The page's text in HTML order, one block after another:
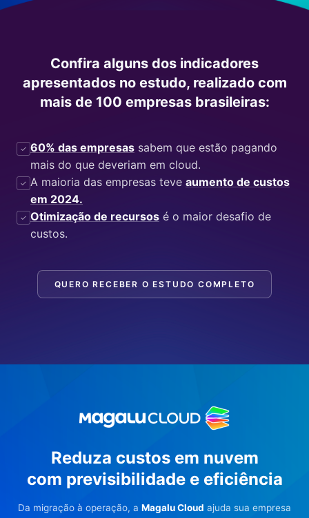
Confira alguns dos indicadores
apresentados no estudo, realizado com
mais de 100 empresas brasileiras:
✓ 60% das empresas sabem que estão pagando
mais do que deveriam em cloud.
✓ A maioria das empresas teve aumento de custos
em 2024.
✓ Otimização de recursos é o maior desafio de
custos.
QUERO RECEBER O ESTUDO COMPLETO
Reduza custos em nuvem
com previsibilidade e eficiência
Da migração à operação, a Magalu Cloud ajuda sua empresa